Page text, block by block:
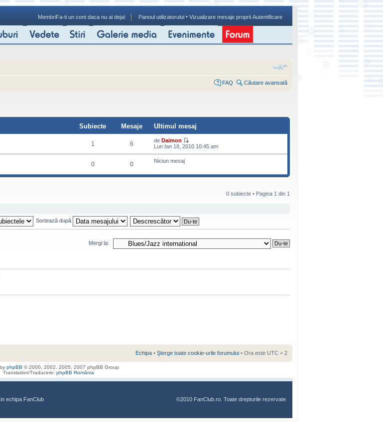
MembriFa-ti un cont daca nu ai deja! Panoul utilizatorului • Vizualizare mesaje proprii Autentificare
FAQ Căutare avansată
Subiecte Mesaje
Ultimul mesaj
1 6 de Daimon
Lun Ian 18, 2010 10:45 am
0 0 Niciun mesaj
0 subiecte • Pagina 1 din 1
Sortează după
Mergi la:
Echipa • Şterge toate cookie-urile forumului • Ora este UTC + 2
phpBB © 2000, 2002, 2005, 2007 phpBB Group
Translation/Traducere: phpBB România
echipa FanClub ©2010 FanClub.ro. Toate drepturile rezervate.